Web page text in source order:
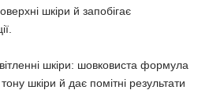
шкіри й запобігає
шкіри: шовковиста формула
шкіри й дає помітні результати